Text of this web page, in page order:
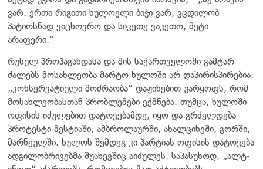
ვარ. ერთი რიგითი ხულოელი ბიჭი ვარ, ვცდილობ
პატიოსნად ვიცხოვრო და სიკეთე ვაკეთო, მეტი
არაფერი.“
რუსულ პროპაგანდასა და მის საქართველოში გამტარ
ძალებს მოსახლეობა მარტო ხულოში არ დაპირისპირებია.
„კონსერვატიული მოძრაობა“ დაჟინებით უარყოფს, რომ
მოსახლეობასთან პრობლემები ექმნება. თუმცა, ხულოში
ოფისის იძულებით დატოვებამდე, იყო და გრძელდება
პროტესტი მესტიაში, ამბროლაურში, ახალციხეში, გორში,
მარნეულში. ხულოს შემდეგ კი პარტიას ოფისის დატოვება
ადგილობრივებმა შუახევშიც აიძულეს. საპასუხოდ, „ალტ-